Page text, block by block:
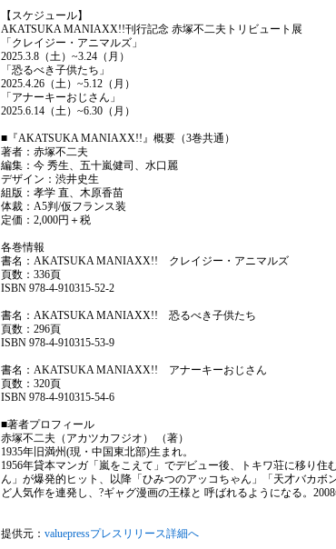
【スケジュール】
AKATSUKA MANIAXX!!刊行記念 赤塚不二夫トリビュート展
「クレイジー・アニマルズ」
2025.3.8（土）~3.24（月）
「恐るべき子供たち」
2025.4.26（土）~5.12（月）
「アナーキーおじさん」
2025.6.14（土）~6.30（月）
■『AKATSUKA MANIAXX!!』概要（3巻共通）
著者：赤塚不二夫
編集：今 秀生、五十嵐健司、水口麗
デザイン：渋井史生
組版：孝学 直、木原香苗
体裁：A5判/仮フランス装
定価：2,000円＋税
各巻情報
書名：AKATSUKA MANIAXX!! クレイジー・アニマルズ
頁数：336頁
ISBN 978-4-910315-52-2
書名：AKATSUKA MANIAXX!! 恐るべき子供たち
頁数：296頁
ISBN 978-4-910315-53-9
書名：AKATSUKA MANIAXX!! アナーキーおじさん
頁数：320頁
ISBN 978-4-910315-54-6
■著者プロフィール
赤塚不二夫（アカツカフジオ） （著）
1935年旧満州(現・中国東北部)生まれ。
1956年貸本マンガ「嵐をこえて」でデビュー後、トキワ荘に移り住
ん」が爆発的ヒット、以降「ひみつのアッコちゃん」「天才バカボ
ど人気作を連発し、?ギャグ漫画の王様と 呼ばれるようになる。2008
提供元： valuepressプレスリリース詳細へ